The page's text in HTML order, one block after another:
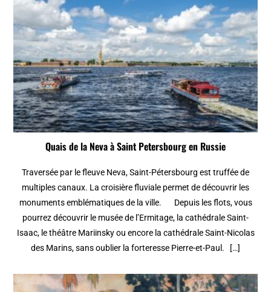
Quais de la Neva à Saint Petersbourg en Russie
Traversée par le fleuve Neva, Saint-Pétersbourg est truffée de
multiples canaux. La croisière fluviale permet de découvrir les
monuments emblématiques de la ville. Depuis les flots, vous
pourrez découvrir le musée de l’Ermitage, la cathédrale Saint-
Isaac, le théâtre Mariinsky ou encore la cathédrale Saint-Nicolas
des Marins, sans oublier la forteresse Pierre-et-Paul. […]